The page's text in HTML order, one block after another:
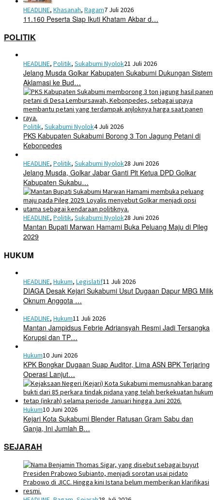
HEADLINE, Khasanah, Ragam7 Juli 2026
11.160 Peserta Siap Ikuti Khatam Akbar d…
POLITIK
HEADLINE, Politik, Sukabumi Nyolok21 Juli 2026
Jelang Musda Golkar Kabupaten Sukabumi Dukungan Sistem
Aklamasi ke Bud…
Politik, Sukabumi Nyolok4 Juli 2026
PKS Kabupaten Sukabumi Borong 3 Ton Jagung Petani di
Kebonpedes
HEADLINE, Politik, Sukabumi Nyolok28 Juni 2026
Jelang Musda, Golkar Jabar Ganti Plt Ketua DPD Golkar
Kabupaten Sukabu…
HEADLINE, Politik, Sukabumi Nyolok28 Juni 2026
Mantan Bupati Marwan Hamami Buka Peluang Maju di Pileg
2029
HUKUM
HEADLINE, Hukum, Legislatif11 Juli 2026
DIAGA Desak Kejari Sukabumi Usut Dugaan Dapur MBG Milik
Oknum Anggota …
HEADLINE, Hukum11 Juli 2026
Mantan Jampidsus Febrie Adriansyah Resmi Jadi Tersangka
Korupsi dan TP…
Hukum10 Juni 2026
KPK Bongkar Dugaan Suap Auditor, Lima ASN BPK Terjaring
Operasi Lanjut…
Hukum10 Juni 2026
Kejari Kota Sukabumi Blender Ratusan Gram Sabu dan
Ganja, Ini Jumlah B…
SEJARAH